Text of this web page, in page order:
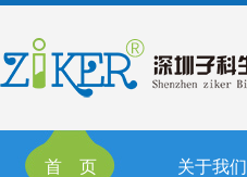
首 页 关于我们